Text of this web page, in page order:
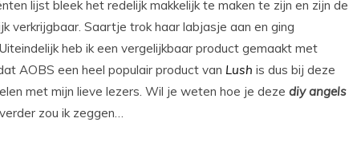
lijst bleek het redelijk makkelijk te maken te zijn en zijn de
verkrijgbaar. Saartje trok haar labjasje aan en ging
heb ik een vergelijkbaar product gemaakt met
AOBS een heel populair product van Lush is dus bij deze
met mijn lieve lezers. Wil je weten hoe je deze diy angels
zou ik zeggen…